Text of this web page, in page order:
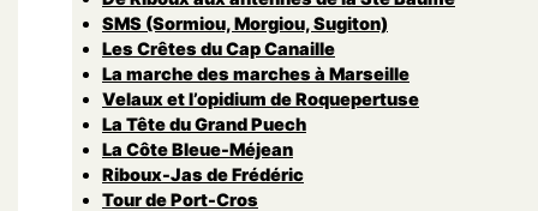
SMS (Sormiou, Morgiou, Sugiton)
Les Crêtes du Cap Canaille
La marche des marches à Marseille
Velaux et l’opidium de Roquepertuse
La Tête du Grand Puech
La Côte Bleue-Méjean
Riboux-Jas de Frédéric
Tour de Port-Cros